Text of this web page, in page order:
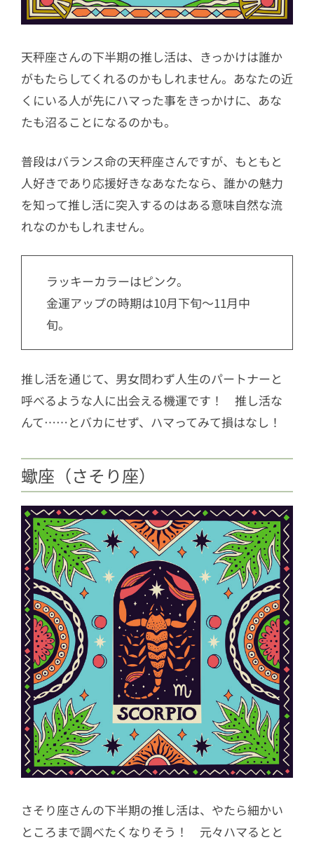
天秤座さんの下半期の推し活は、きっかけは誰か
がもたらしてくれるのかもしれません。あなたの近
くにいる人が先にハマった事をきっかけに、あな
たも沼ることになるのかも。
普段はバランス命の天秤座さんですが、もともと
人好きであり応援好きなあなたなら、誰かの魅力
を知って推し活に突入するのはある意味自然な流
れなのかもしれません。
ラッキーカラーはピンク。
金運アップの時期は10月下旬〜11月中
旬。
推し活を通じて、男女問わず人生のパートナーと
呼べるような人に出会える機運です！ 推し活な
んて……とバカにせず、ハマってみて損はなし！
蠍座（さそり座）
さそり座さんの下半期の推し活は、やたら細かい
ところまで調べたくなりそう！ 元々ハマるとと